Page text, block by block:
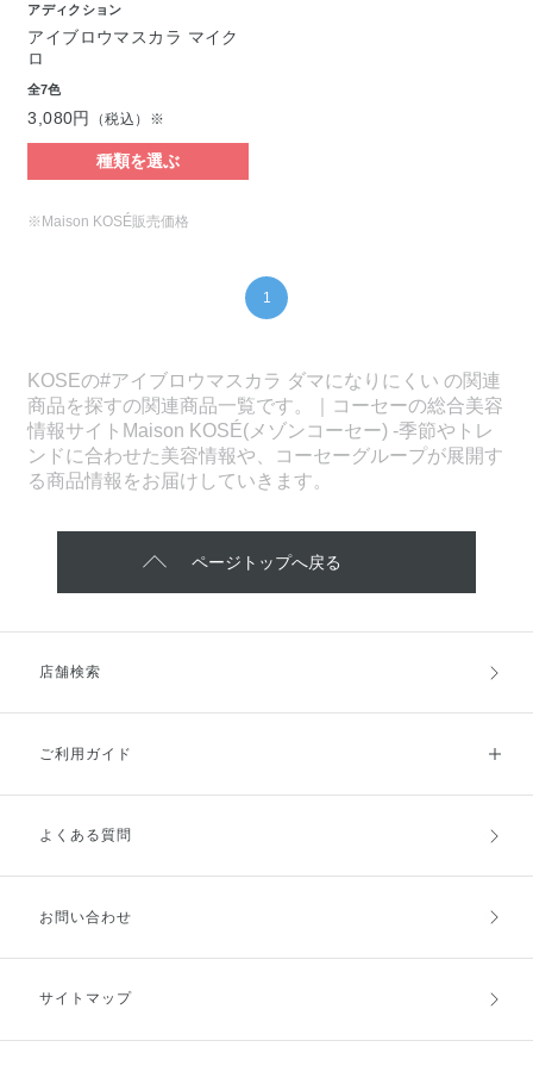
アディクション
アイブロウマスカラ マイク
ロ
全7色
3,080円 （税込）※
種類を選ぶ
※Maison KOSÉ販売価格
1
KOSEの#アイブロウマスカラ ダマになりにくい の関連
商品を探すの関連商品一覧です。｜コーセーの総合美容
情報サイトMaison KOSÉ(メゾンコーセー) -季節やトレ
ンドに合わせた美容情報や、コーセーグループが展開す
る商品情報をお届けしていきます。
ページトップへ戻る
店舗検索
ご利用ガイド
ご利用ガイドトップ
お支払方法
キャンセル・返品・交換
よくある質問
お問い合わせ
サイトマップ